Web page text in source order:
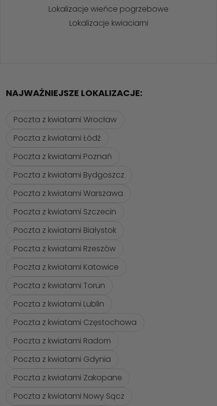
Lokalizacje wieńce pogrzebowe
Lokalizacje kwiaciarni
NAJWAŻNIEJSZE LOKALIZACJE:
Poczta z kwiatami Wrocław
Poczta z kwiatami Łódź
Poczta z kwiatami Poznań
Poczta z kwiatami Bydgoszcz
Poczta z kwiatami Warszawa
Poczta z kwiatami Szczecin
Poczta z kwiatami Białystok
Poczta z kwiatami Rzeszów
Poczta z kwiatami Katowice
Poczta z kwiatami Torun
Poczta z kwiatami Lublin
Poczta z kwiatami Częstochowa
Poczta z kwiatami Radom
Poczta z kwiatami Gdynia
Poczta z kwiatami Zakopane
Poczta z kwiatami Nowy Sącz